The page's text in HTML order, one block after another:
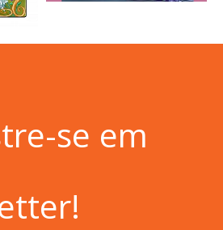
se em